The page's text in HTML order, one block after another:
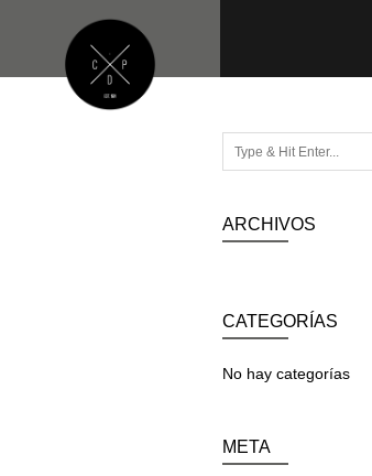
ARCHIVOS
CATEGORÍAS
No hay categorías
META